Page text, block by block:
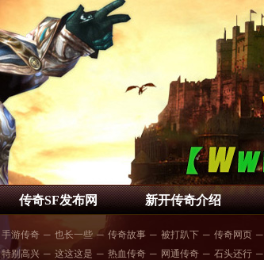
传奇SF发布网 新开传奇介绍
手游传奇 ─ 也长一些 ─ 传奇故事 ─ 被打趴下 ─ 传奇网页 ─
特别高兴 ─ 这这这是 ─ 热血传奇 ─ 网通传奇 ─ 石头还行 ─